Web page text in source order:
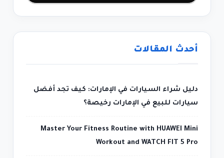
أحدث المقالات
دليل شراء السيارات في الإمارات: كيف تجد أفضل
سيارات للبيع في الإمارات رخيصة؟
Master Your Fitness Routine with HUAWEI Mini
Workout and WATCH FIT 5 Pro